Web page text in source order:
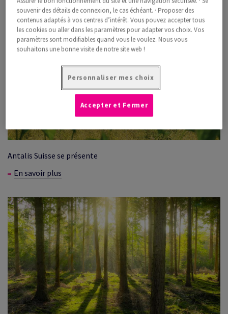
Antalis Suisse se présente
En savoir plus
souvenir des détails de connexion, le cas échéant. · Proposer des
contenus adaptés à vos centres d’intérêt. Vous pouvez accepter tous
les cookies ou aller dans les paramètres pour adapter vos choix. Vos
paramètres sont modifiables quand vous le voulez. Nous vous
souhaitons une bonne visite de notre site web !
Personnaliser mes choix
Accepter et Fermer